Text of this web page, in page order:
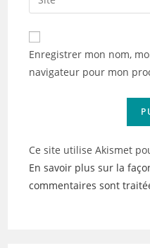
comment
address
comment
l’URL
de
votre
(facultatif)
Enregistrer mon nom,
navigateur pour mon
Ce site utilise Akismet
En savoir plus sur la
commentaires sont